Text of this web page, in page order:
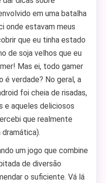
em uma batalha
onde estavam meus
que eu tinha estado
de soja velhos que eu
Mas ei, todo gamer
é verdade? No geral, a
foi cheia de risadas,
e aqueles deliciosos
que realmente
um jogo que combine
de diversão
o suficiente. Vá lá